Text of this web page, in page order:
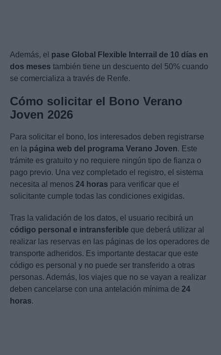
Además, el pase Global Flexible Interrail de 10 días en
dos meses también tiene un descuento del 50% cuando
se comercializa a través de Renfe.
Cómo solicitar el Bono Verano
Joven 2026
Para solicitar el bono, los interesados deben registrarse
en la página web del programa Verano Joven. Este
trámite es gratuito y no requiere ningún tipo de fianza o
pago previo. Una vez completado el registro, el sistema
necesita al menos 24 horas para verificar que el
solicitante cumple todas las condiciones exigidas.
Tras la validación de los datos, el usuario recibirá un
código personal e intransferible que deberá utilizar al
realizar las reservas en las páginas de los operadores de
transporte adheridos. Es importante destacar que este
código es personal y no puede ser transferido a otras
personas. Además, los viajes que no se vayan a realizar
deben cancelarse con una antelación mínima de 24
horas.